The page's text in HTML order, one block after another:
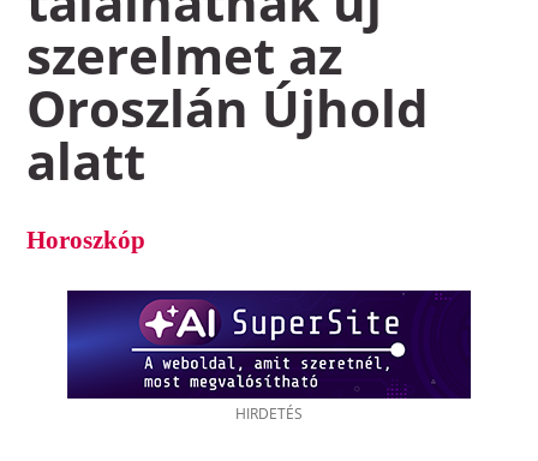
szerelmet az
Oroszlán Újhold
alatt
Horoszkóp